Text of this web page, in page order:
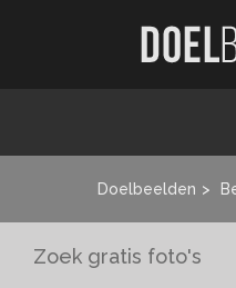
Doelbeelden